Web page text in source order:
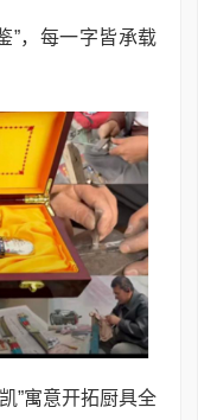
”，每一字皆承载
”寓意开拓厨具全